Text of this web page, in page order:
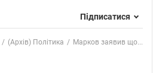
Підписатися
(Архів) Політика Марков заявив що...